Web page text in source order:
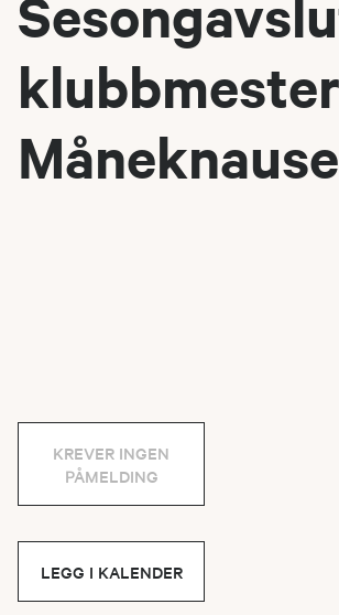
KREVER INGEN
PÅMELDING
LEGG I KALENDER